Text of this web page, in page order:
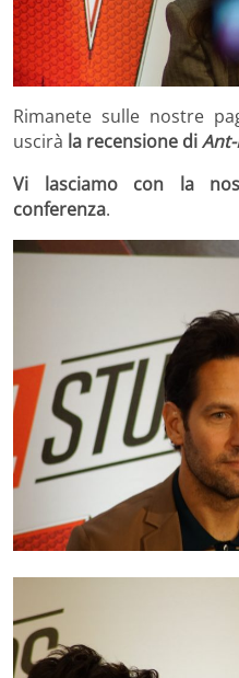
Rimanete sulle nostre
uscirà la recensione di
Vi lasciamo con la
conferenza.